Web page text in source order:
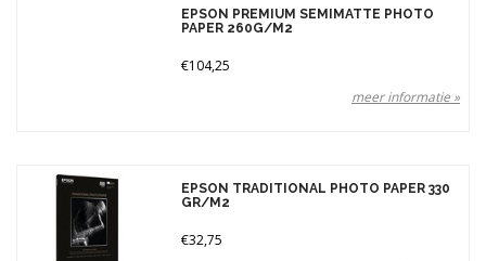
EPSON PREMIUM SEMIMATTE PHOTO
PAPER 260G/M2
€104,25
meer informatie »
EPSON TRADITIONAL PHOTO PAPER 330
GR/M2
€32,75